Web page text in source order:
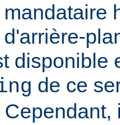
d'arrière-
disponible
de ce
Cependant,